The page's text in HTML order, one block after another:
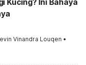
Kucing? Ini Bahaya
Vinandra Louqen •